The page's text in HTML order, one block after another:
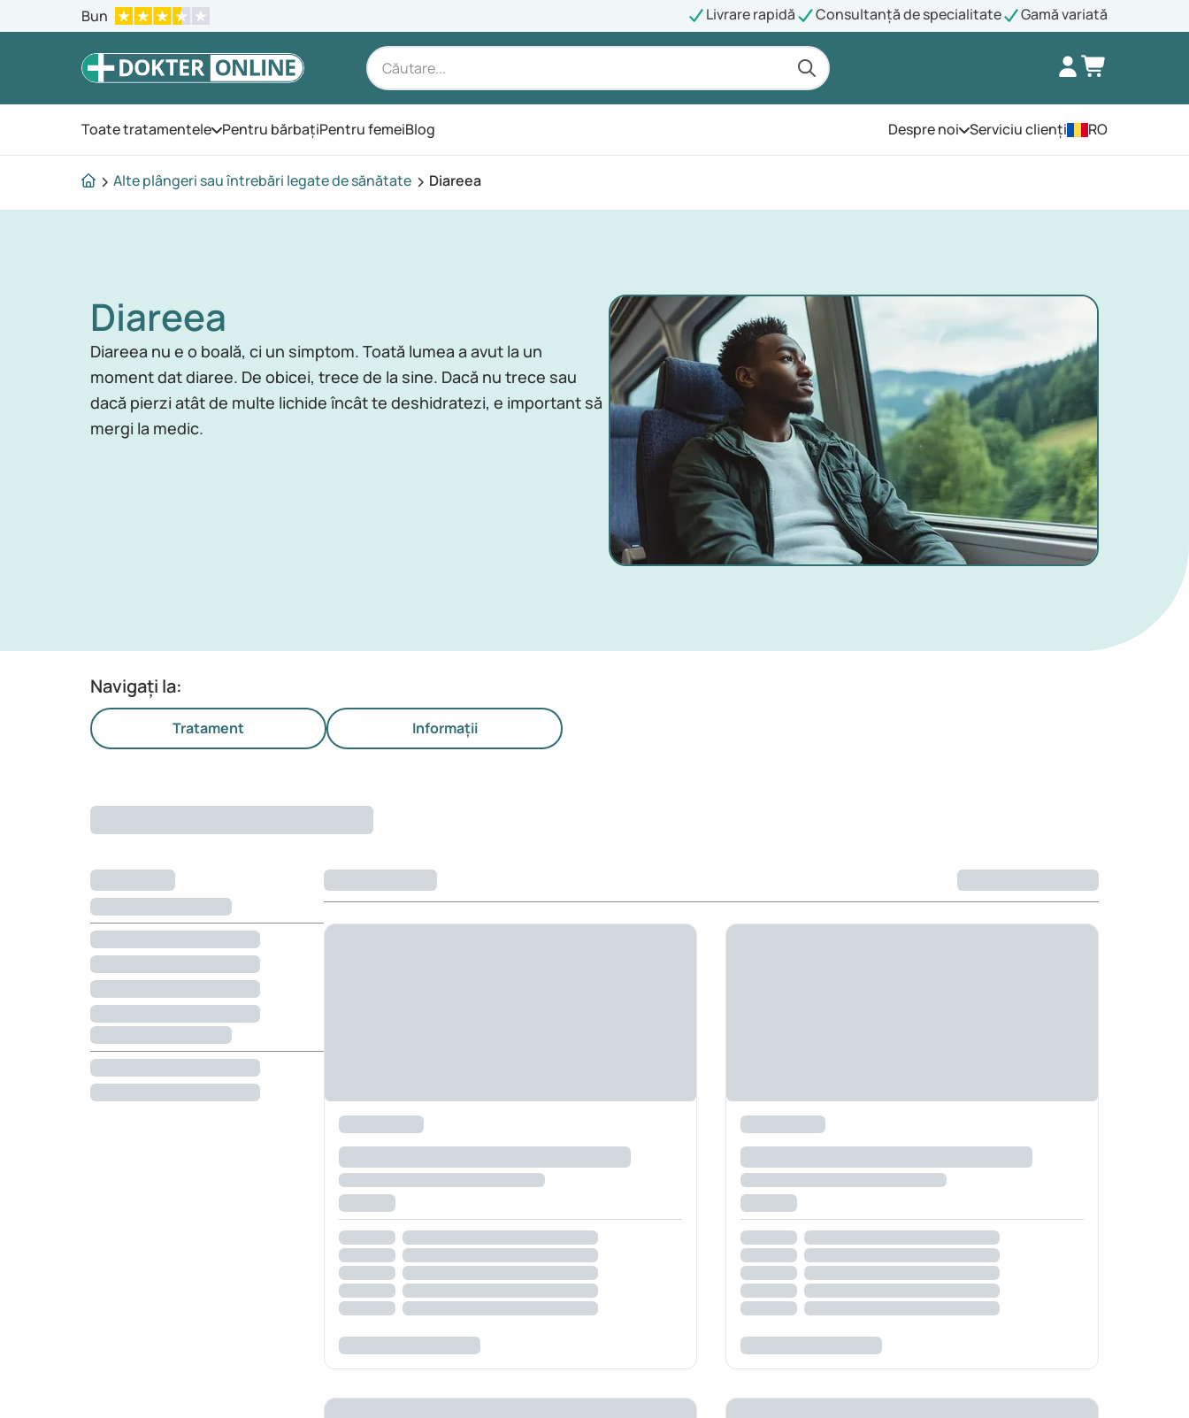
Bun Livrare rapidă Consultanță de specialitate Gamă variată
Toate tratamenteleDeschide meniul
Pentru bărbațiPentru femeiBlog Despre noi Deschide meniul
Serviciu clienți RO
Alte plângeri sau întrebări legate de sănătate Diareea
Diareea
Diareea nu e o boală, ci un simptom. Toată lumea a avut la un
moment dat diaree. De obicei, trece de la sine. Dacă nu trece sau
dacă pierzi atât de multe lichide încât te deshidratezi, e important să
mergi la medic.
Navigați la:
Tratament Informații